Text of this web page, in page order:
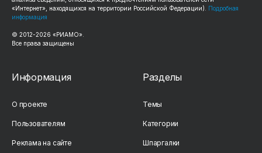
«Интернет», находящихся на территории Российской Федерации). Подробная
информация
© 2012-2026 «РИАМО».
Все права защищены
Информация
О проекте
Пользователям
Реклама на сайте
Разделы
Темы
Категории
Шпаргалки